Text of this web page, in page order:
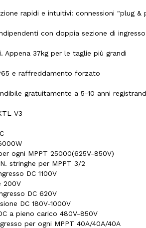
rapidi e intuitivi: connessioni "plug &
con doppia sezione di ingresso
Appena 37kg per le taglie più grandi
e raffreddamento forzato
gratuitamente a 5-10 anni
V3
ogni MPPT 25000(625V-850V)
stringhe per MPPT 3/2
DC 1100V
200V
DC 620V
DC 180V-1000V
a pieno carico 480V-850V
per ogni MPPT 40A/40A/40A